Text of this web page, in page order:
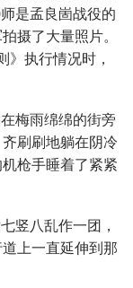
是孟良崮战役的
摄了大量照片。
》执行情况时，
梅雨绵绵的街旁
刷刷地躺在阴冷
枪手睡着了紧紧
竖八乱作一团，
上一直延伸到那